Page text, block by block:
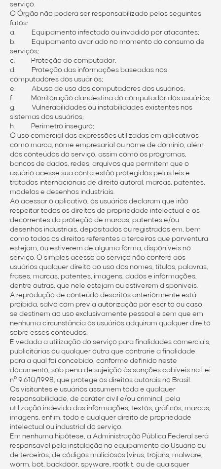
serviço.
O Órgão não poderá ser responsabilizado pelos seguintes
fatos:
a. Equipamento infectado ou invadido por atacantes;
b. Equipamento avariado no momento do consumo de
serviços;
c. Proteção do computador;
d. Proteção das informações baseadas nos
computadores dos usuários;
e. Abuso de uso dos computadores dos usuários;
f. Monitoração clandestina do computador dos usuários;
g. Vulnerabilidades ou instabilidades existentes nos
sistemas dos usuários;
h. Perímetro inseguro;
O uso comercial das expressões utilizadas em aplicativos
como marca, nome empresarial ou nome de domínio, além
dos conteúdos do serviço, assim como os programas,
bancos de dados, redes, arquivos que permitem que o
usuário acesse sua conta estão protegidos pelas leis e
tratados internacionais de direito autoral, marcas, patentes,
modelos e desenhos industriais.
Ao acessar o aplicativo, os usuários declaram que irão
respeitar todos os direitos de propriedade intelectual e os
decorrentes da proteção de marcas, patentes e/ou
desenhos industriais, depositados ou registrados em, bem
como todos os direitos referentes a terceiros que porventura
estejam, ou estiverem de alguma forma, disponíveis no
serviço. O simples acesso ao serviço não confere aos
usuários qualquer direito ao uso dos nomes, títulos, palavras,
frases, marcas, patentes, imagens, dados e informações,
dentre outras, que nele estejam ou estiverem disponíveis.
A reprodução de conteúdo descritos anteriormente está
proibida, salvo com prévia autorização por escrito ou caso
se destinem ao uso exclusivamente pessoal e sem que em
nenhuma circunstância os usuários adquiram qualquer direito
sobre esses conteúdos.
É vedada a utilização do serviço para finalidades comerciais,
publicitárias ou qualquer outra que contrarie a finalidade
para a qual foi concebido, conforme definido neste
documento, sob pena de sujeição às sanções cabíveis na Lei
nº 9.610/1998, que protege os direitos autorais no Brasil.
Os visitantes e usuários assumem toda e qualquer
responsabilidade, de caráter civil e/ou criminal, pela
utilização indevida das informações, textos, gráficos, marcas,
imagens, enfim, todo e qualquer direito de propriedade
intelectual ou industrial do serviço.
Em nenhuma hipótese, a Administração Pública Federal será
responsável pela instalação no equipamento do Usuário ou
de terceiros, de códigos maliciosos (vírus, trojans, malware,
worm, bot, backdoor, spyware, rootkit, ou de quaisquer